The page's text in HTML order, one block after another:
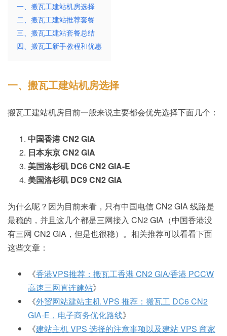
一、搬瓦工建站机房选择
二、搬瓦工建站推荐套餐
三、搬瓦工建站套餐总结
四、搬瓦工新手教程和优惠
一、搬瓦工建站机房选择
搬瓦工建站机房目前一般来说主要都会优先选择下面几个：
中国香港 CN2 GIA
日本东京 CN2 GIA
美国洛杉矶 DC6 CN2 GIA-E
美国洛杉矶 DC9 CN2 GIA
为什么呢？因为目前来看，只有中国电信 CN2 GIA 线路是
最稳的，并且这几个都是三网接入 CN2 GIA（中国香港没
有三网 CN2 GIA，但是也很稳）。相关推荐可以看看下面
这些文章：
《香港VPS推荐：搬瓦工香港 CN2 GIA/香港 PCCW
高速三网直连建站》
《外贸网站建站主机 VPS 推荐：搬瓦工 DC6 CN2
GIA-E，电子商务优化路线》
《建站主机 VPS 选择的注意事项以及建站 VPS 商家